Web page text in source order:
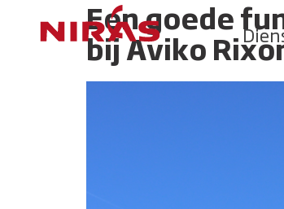
Een goede
bij Aviko